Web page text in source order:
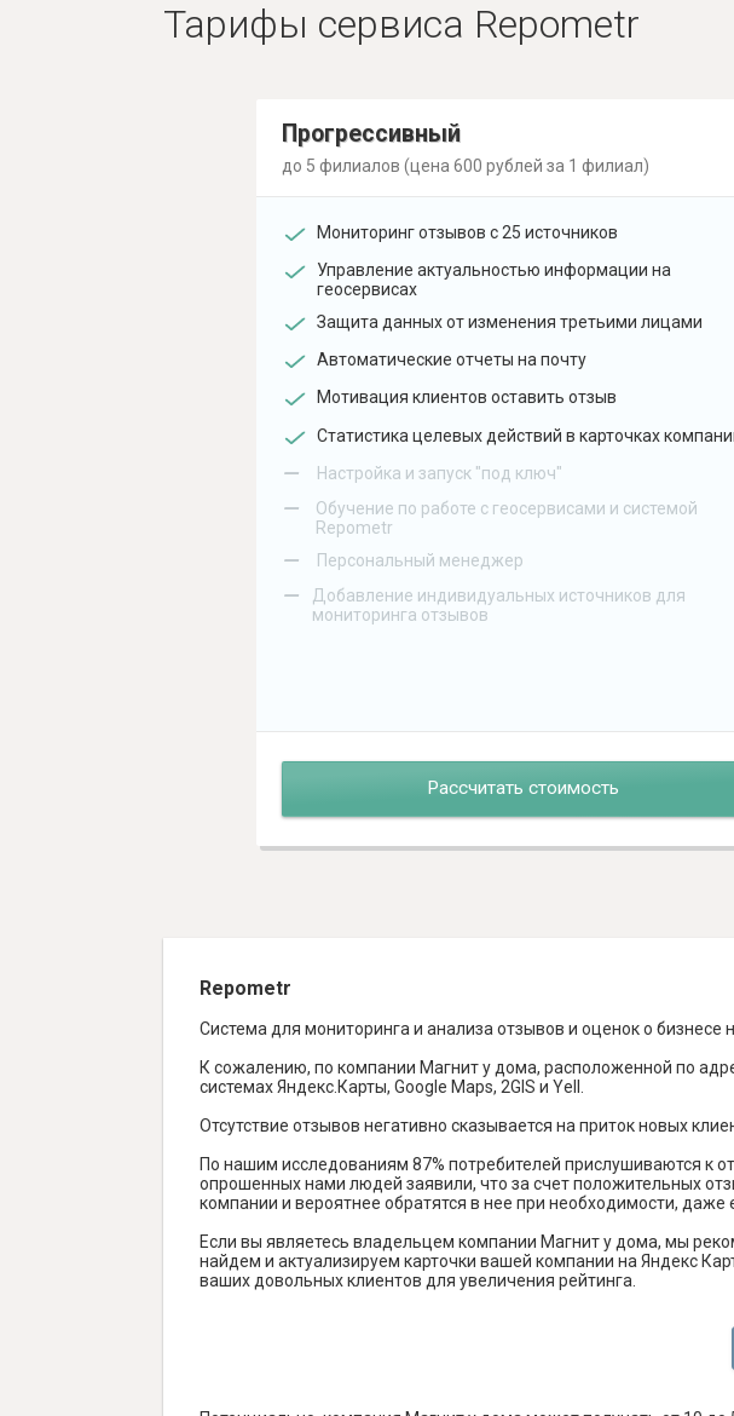
Тарифы сервиса Repometr
Прогрессивный
до 5 филиалов (цена 600 рублей за 1 филиал)
Мониторинг отзывов с 25 источников
Управление актуальностью информации на
геосервисах
Защита данных от изменения третьими лицами
Автоматические отчеты на почту
Мотивация клиентов оставить отзыв
Статистика целевых действий в карточках
– Настройка и запуск "под ключ"
–
Обучение по работе с геосервисами и системой
Repometr
– Персональный менеджер
–
Добавление индивидуальных источников для
мониторинга отзывов
Рассчитать стоимость
Repometr
Система для мониторинга и анализа отзывов и оценок о бизнесе
К сожалению, по компании Магнит у дома, расположенной по
системах Яндекс.Карты, Google Maps, 2GIS и Yell.
Отсутствие отзывов негативно сказывается на приток новых
По нашим исследованиям 87% потребителей прислушиваются к
опрошенных нами людей заявили, что за счет положительных
компании и вероятнее обратятся в нее при необходимости,
Если вы являетесь владельцем компании Магнит у дома, мы
найдем и актуализируем карточки вашей компании на Яндекс
ваших довольных клиентов для увеличения рейтинга.